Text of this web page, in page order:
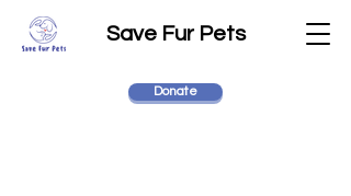
Save Fur Pets
Donate